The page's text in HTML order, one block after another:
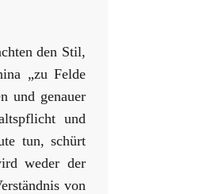
den Stil,
„zu Felde
und genauer
und
tun, schürt
weder der
von